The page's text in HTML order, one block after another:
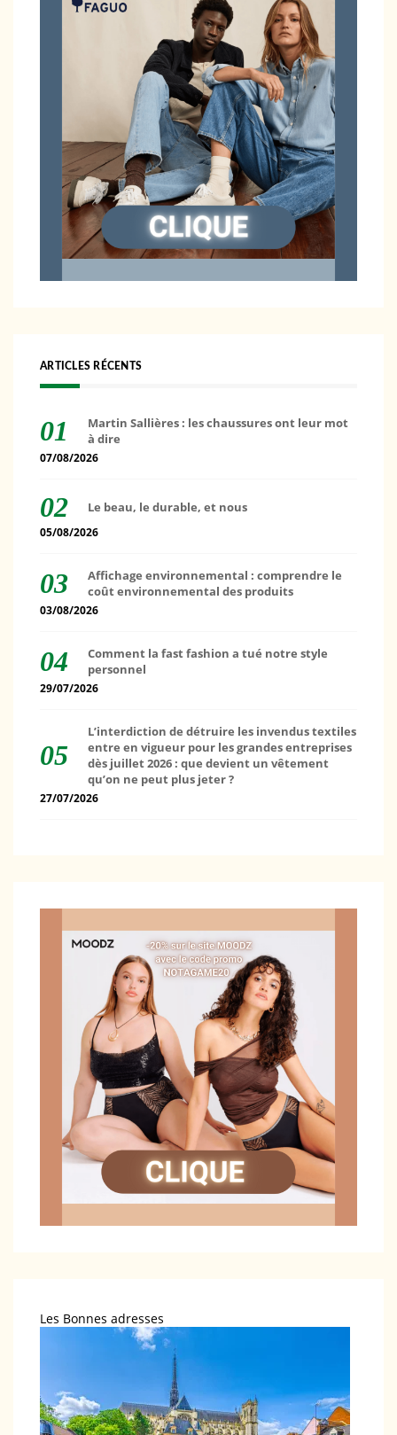
ARTICLES RÉCENTS
Martin Sallières : les chaussures ont leur mot
à dire
07/08/2026
Le beau, le durable, et nous
05/08/2026
Affichage environnemental : comprendre le
coût environnemental des produits
03/08/2026
Comment la fast fashion a tué notre style
personnel
29/07/2026
L’interdiction de détruire les invendus textiles
entre en vigueur pour les grandes entreprises
dès juillet 2026 : que devient un vêtement
qu’on ne peut plus jeter ?
27/07/2026
Les Bonnes adresses